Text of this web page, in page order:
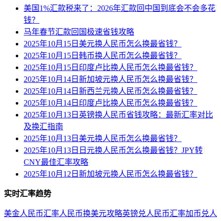
美国1%汇款税来了：2026年汇款回中国到底会不会多花
钱？
马年春节汇款回国极速省钱攻略
2025年10月15日美元换人民币怎么换最省钱？
2025年10月15日韩币换人民币怎么换最省钱？
2025年10月15日印度卢比换人民币怎么换最省钱？
2025年10月14日新加坡元换人民币怎么换最省钱？
2025年10月14日新西兰元换人民币怎么换最省钱？
2025年10月14日印度卢比换人民币怎么换最省钱？
2025年10月13日英镑换人民币省钱攻略：最新汇率对比
及换汇指南
2025年10月13日美元换人民币怎么换最省钱？
2025年10月13日日元换人民币怎么换最省钱？JPY转
CNY最佳汇率攻略
2025年10月12日新加坡元换人民币怎么换最省钱？
实时汇率趋势
美金人民币汇率人民币换美元攻略英镑兑人民币汇率加币兑人